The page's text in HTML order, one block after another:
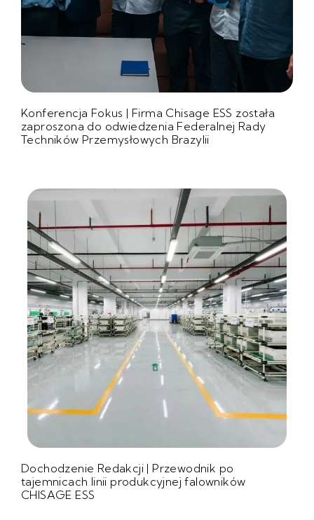
Konferencja Fokus | Firma Chisage ESS została
zaproszona do odwiedzenia Federalnej Rady
Techników Przemysłowych Brazylii
Dochodzenie Redakcji | Przewodnik po
tajemnicach linii produkcyjnej falowników
CHISAGE ESS